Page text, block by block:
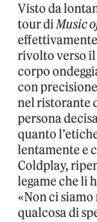
Visto da
tour diMusic
rivolto verso
corpo
con
nel ristorante
persona
quanto
lentamente e
Coldplay,
legame che li
«Non ci
qualcosa di